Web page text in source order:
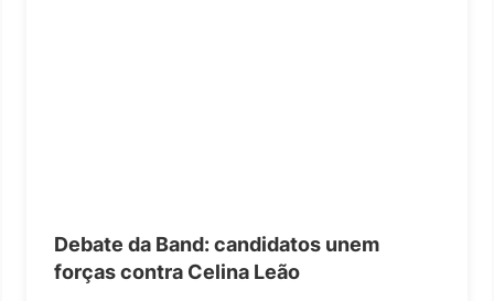
Debate da Band: candidatos unem
forças contra Celina Leão